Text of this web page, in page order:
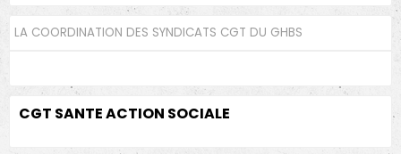
LA COORDINATION DES SYNDICATS CGT DU GHBS
CGT SANTE ACTION SOCIALE